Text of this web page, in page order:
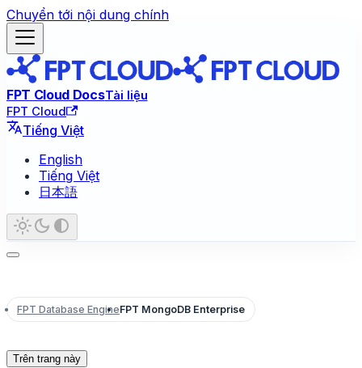
Chuyển tới nội dung chính
FPT Cloud DocsTài liệu
FPT Cloud
Tiếng Việt
English
Tiếng Việt
日本語
FPT Database EngineFPT MongoDB Enterprise
Trên trang này